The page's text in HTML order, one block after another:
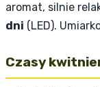
aromat, silnie
dni (LED).
Czasy